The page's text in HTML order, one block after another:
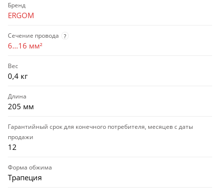
Бренд
ERGOM
Сечение провода ?
6…16 мм²
Вес
0,4 кг
Длина
205 мм
Гарантийный срок для конечного потребителя, месяцев с даты
продажи
12
Форма обжима
Трапеция